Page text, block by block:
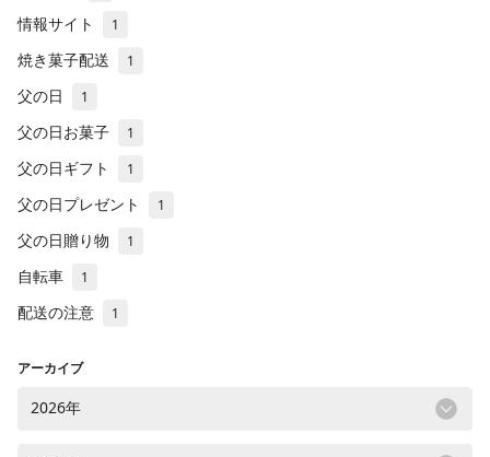
情報サイト 1
焼き菓子配送 1
父の日 1
父の日お菓子 1
父の日ギフト 1
父の日プレゼント 1
父の日贈り物 1
自転車 1
配送の注意 1
アーカイブ
2026年